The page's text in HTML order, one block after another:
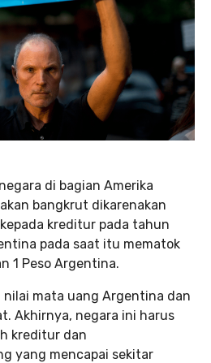
di bagian Amerika
bangkrut dikarenakan
kreditur pada tahun
pada saat itu mematok
1 Peso Argentina.
mata uang Argentina dan
Akhirnya, negara ini harus
kreditur dan
yang mencapai sekitar